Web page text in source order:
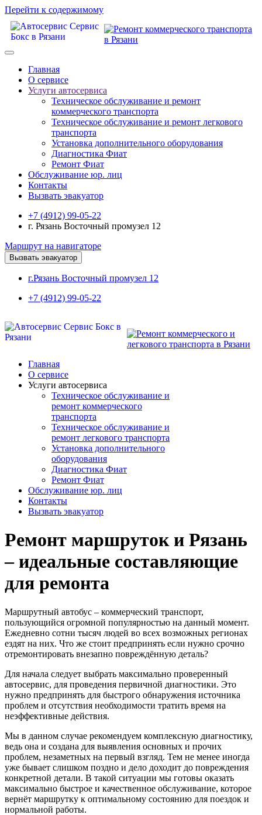
Перейти к содержимому
Главная
О сервисе
Услуги автосервиса
Техническое обcлуживание и ремонт
коммерческого транспорта
Техническое обcлуживание и ремонт легкового
транспорта
Установка дополнительного оборудования
Диагностика Фиат
Ремонт Фиат
Обслуживание юр. лиц
Контакты
Вызвать эвакуатор
+7 (4912) 99-05-22
г. Рязань Восточный промузел 12
Маршрут на навигаторе
Вызвать эвакуатор
г.Рязань Восточный промузел 12
+7 (4912) 99-05-22
Главная
О сервисе
Услуги автосервиса
Техническое обcлуживание и
ремонт коммерческого
транспорта
Техническое обcлуживание и
ремонт легкового транспорта
Установка дополнительного
оборудования
Диагностика Фиат
Ремонт Фиат
Обслуживание юр. лиц
Контакты
Вызвать эвакуатор
Ремонт маршруток и Рязань
– идеальные составляющие
для ремонта
Маршрутный автобус – коммерческий транспорт,
пользующийся огромной популярностью на данный момент.
Ежедневно сотни тысяч людей во всех возможных регионах
ездят на них. Что же стоит предпринять если нужно срочно
отремонтировать внезапно повреждённую деталь?
Для начала следует выбрать максимально проверенный
автосервис, для проведения первичной диагностики. Это
нужно предпринять для быстрого обнаружения источника
проблем и отсутствия необходимости тратить время на
неэффективные действия.
Мы в данном случае рекомендуем комплексную диагностику,
ведь она и создана для выявления основных и прочих
проблем, незаметных на первый взгляд. Тем не менее иногда
уже бывает слишком поздно и дело доходит до повреждения
конкретной детали. В такой ситуации мы готовы оказать
максимально быстрое и качественное обслуживание, которое
вернёт маршрутку к оптимальному состоянию для поездок и
нормальной работы.